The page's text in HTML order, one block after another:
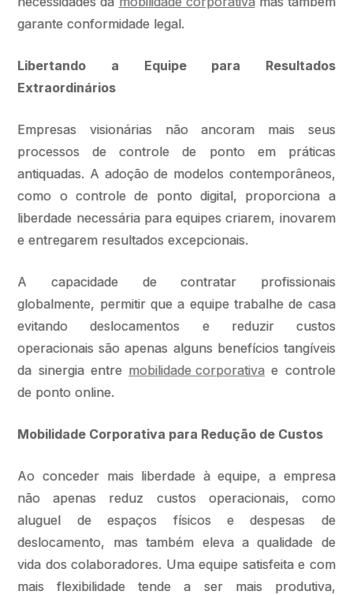
garante conformidade legal.
Libertando a Equipe para Resultados
Extraordinários
Empresas visionárias não ancoram mais seus
processos de controle de ponto em práticas
antiquadas. A adoção de modelos contemporâneos,
como o controle de ponto digital, proporciona a
liberdade necessária para equipes criarem, inovarem
e entregarem resultados excepcionais.
A capacidade de contratar profissionais
globalmente, permitir que a equipe trabalhe de casa
evitando deslocamentos e reduzir custos
operacionais são apenas alguns benefícios tangíveis
da sinergia entre mobilidade corporativa e controle
de ponto online.
Mobilidade Corporativa para Redução de Custos
Ao conceder mais liberdade à equipe, a empresa
não apenas reduz custos operacionais, como
aluguel de espaços físicos e despesas de
deslocamento, mas também eleva a qualidade de
vida dos colaboradores. Uma equipe satisfeita e com
mais flexibilidade tende a ser mais produtiva,